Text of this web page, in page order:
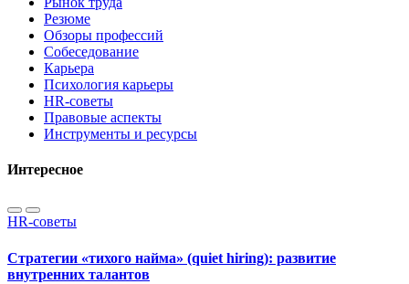
Резюме
Обзоры профессий
Собеседование
Карьера
Психология карьеры
HR-советы
Правовые аспекты
Инструменты и ресурсы
Интересное
HR-советы
Стратегии «тихого найма» (quiet hiring): развитие
внутренних талантов